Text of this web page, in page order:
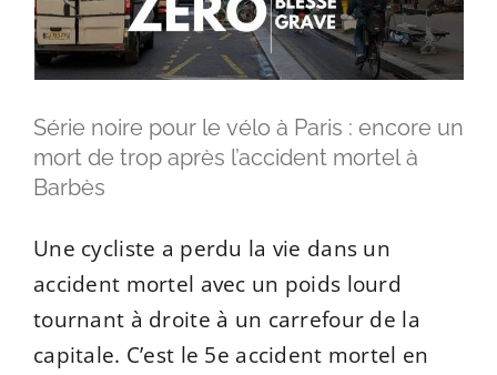
Série noire pour le vélo à Paris : encore un
mort de trop après l’accident mortel à
Barbès
Une cycliste a perdu la vie dans un
accident mortel avec un poids lourd
tournant à droite à un carrefour de la
capitale. C’est le 5e accident mortel en